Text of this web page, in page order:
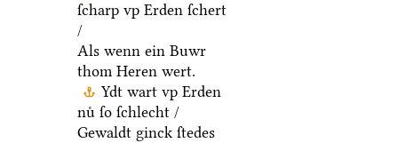
ſcharp vp Erden ſchert
/
Als wenn ein Buwr
thom Heren wert.
Ydt wart vp Erden
nuͤ ſo ſchlecht /
Gewaldt ginck ſtedes